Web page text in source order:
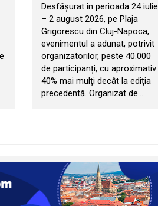
Desfășurat în perioada 24 iulie
– 2 august 2026, pe Plaja
Grigorescu din Cluj-Napoca,
evenimentul a adunat, potrivit
organizatorilor, peste 40.000
de participanți, cu aproximativ
40% mai mulți decât la ediția
precedentă. Organizat de…